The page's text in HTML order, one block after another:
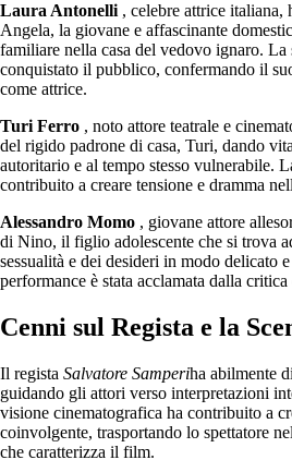
Laura Antonelli , celebre attrice
Angela, la giovane e affascinante
familiare nella casa del vedovo ignaro. La
conquistato il pubblico, confermando il
come attrice.
Turi Ferro , noto attore teatrale e
del rigido padrone di casa, Turi, dando
autoritario e al tempo stesso vulnerabile.
contribuito a creare tensione e dramma
Alessandro Momo , giovane attore
di Nino, il figlio adolescente che si trova
sessualità e dei desideri in modo delicato
performance è stata acclamata dalla
Cenni sul Regista e la
Il regista Salvatore Samperiha abilmente
guidando gli attori verso interpretazioni
visione cinematografica ha contribuito a
coinvolgente, trasportando lo spettatore
che caratterizza il film.